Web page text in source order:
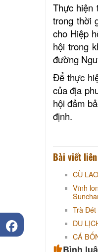
Thực hiện
trong thời
cho Hiệp
hội trong
đường
Để thực
của địa
hội đảm
định.
Bài viết
CÙ
Vĩnh
Trà Đét
DU
CÁ
Bình